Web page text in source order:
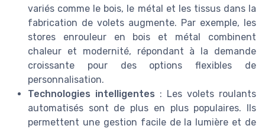
variés comme le bois, le métal et les tissus dans la
fabrication de volets augmente. Par exemple, les
stores enrouleur en bois et métal combinent
chaleur et modernité, répondant à la demande
croissante pour des options flexibles de
personnalisation.
Technologies intelligentes : Les volets roulants
automatisés sont de plus en plus populaires. Ils
permettent une gestion facile de la lumière et de